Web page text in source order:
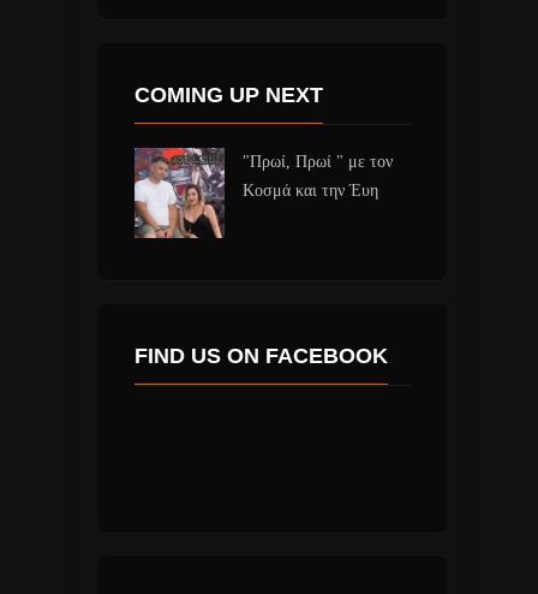
COMING UP NEXT
"Πρωί, Πρωί " με τον
Κοσμά και την Έυη
FIND US ON FACEBOOK